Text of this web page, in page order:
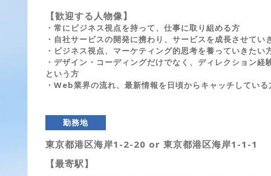
【歓迎する人物像】
・常にビジネス視点を持って、仕事に取り組める方
・自社サービスの開発に携わり、サービスを成長させてい
・ビジネス視点、マーケティング的思考を養っていきたい
・デザイン・コーディングだけでなく、ディレクション経
という方
・Web業界の流れ、最新情報を日頃からキャッチしている
勤務地
東京都港区海岸1-2-20 or 東京都港区海岸1-1-1
【最寄駅】